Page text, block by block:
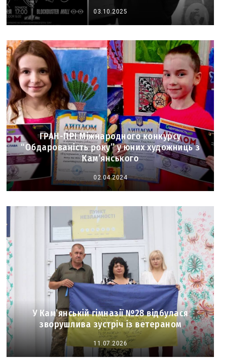
03.10.2025
ГРАН-ПРІ Міжнародного конкурсу
“Обдарованість року” у юних художниць з
Кам’янського
02.04.2024
У Кам’янській гімназії №28 відбулася
зворушлива зустріч із ветераном
11.07.2026